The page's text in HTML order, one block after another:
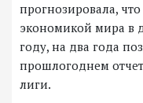
прогнозировала,
экономикой мира в
году, на два года
прошлогоднем
лиги.